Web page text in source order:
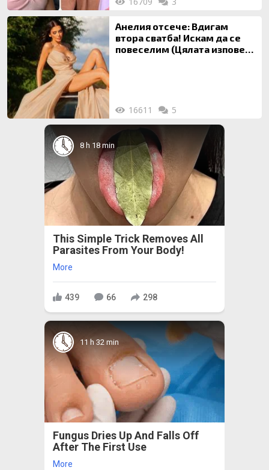
Анелия отсече: Вдигам
втора сватба! Искам да се
повеселим (Цялата изповед
16611 5
8 h 18 min
This Simple Trick Removes All
Parasites From Your Body!
More
439 66 298
11 h 32 min
Fungus Dries Up And Falls Off
After The First Use
More